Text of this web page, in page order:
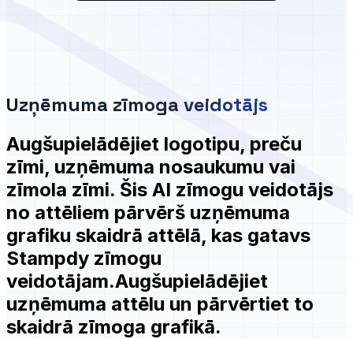
Uzņēmuma zīmoga veidotājs
Augšupielādējiet logotipu, preču
zīmi, uzņēmuma nosaukumu vai
zīmola zīmi. Šis AI zīmogu veidotājs
no attēliem pārvērš uzņēmuma
grafiku skaidrā attēlā, kas gatavs
Stampdy zīmogu
veidotājam.Augšupielādējiet
uzņēmuma attēlu un pārvērtiet to
skaidrā zīmoga grafikā.